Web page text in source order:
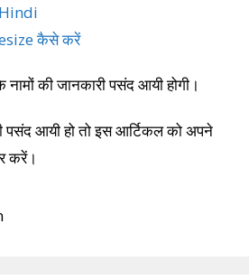
कैसे करें
नामों की जानकारी पसंद आयी होगी।
पसंद आयी हो तो इस आर्टिकल को अपने
करें।